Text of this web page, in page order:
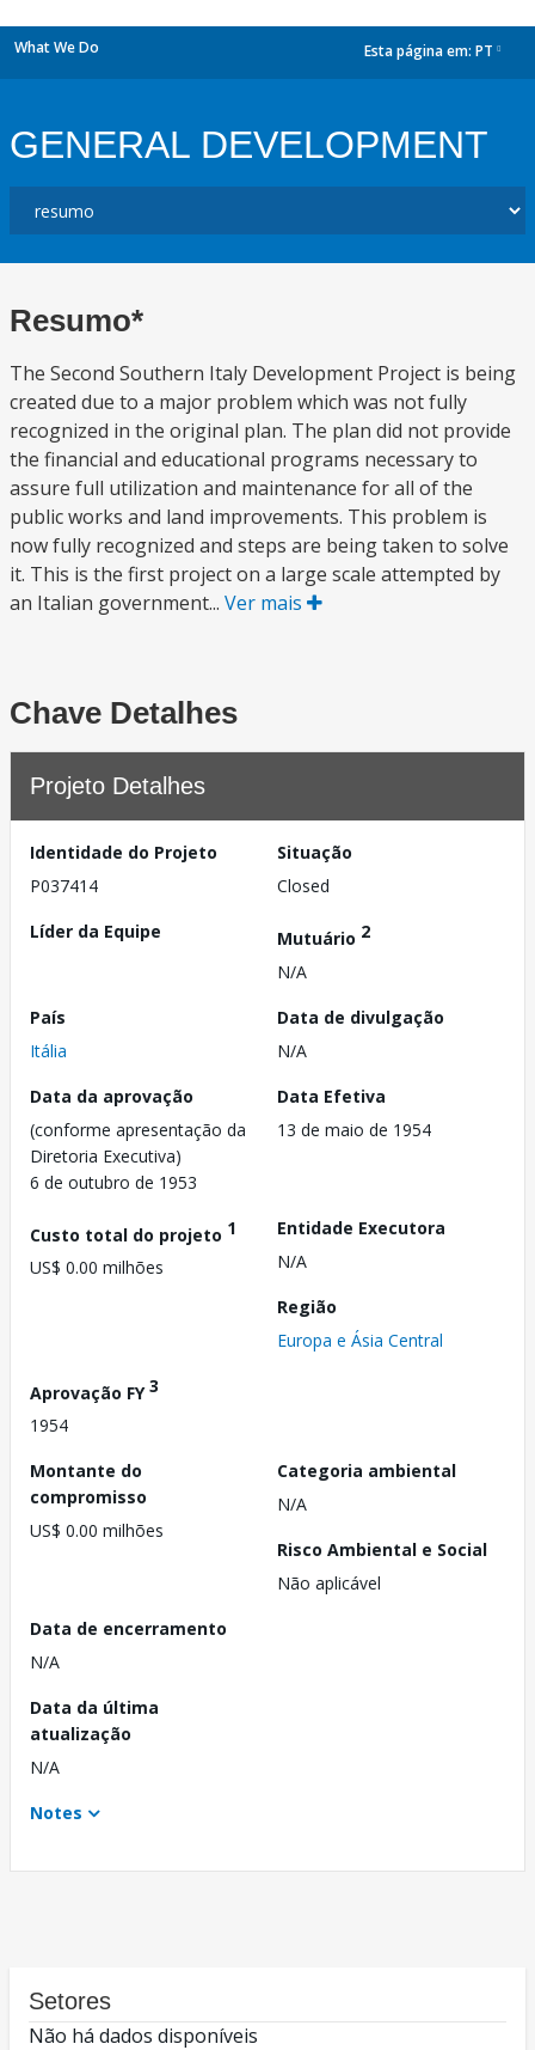
What We Do Esta página em: PT
GENERAL DEVELOPMENT
Resumo*
The Second Southern Italy Development Project is being
created due to a major problem which was not fully
recognized in the original plan. The plan did not provide
the financial and educational programs necessary to
assure full utilization and maintenance for all of the
public works and land improvements. This problem is
now fully recognized and steps are being taken to solve
it. This is the first project on a large scale attempted by
an Italian government... Ver mais
Chave Detalhes
Projeto Detalhes
Identidade do Projeto
P037414
Situação
Closed
Líder da Equipe
Mutuário 2
N/A
País
Itália
Data de divulgação
N/A
Data da aprovação
(conforme apresentação da
Diretoria Executiva)
6 de outubro de 1953
Data Efetiva
13 de maio de 1954
Custo total do projeto 1
US$ 0.00 milhões
Entidade Executora
N/A
Região
Europa e Ásia Central
Aprovação FY3
1954
Montante do
compromisso
US$ 0.00 milhões
Categoria ambiental
N/A
Risco Ambiental e Social
Não aplicável
Data de encerramento
N/A
Data da última
atualização
N/A
Notes
Setores
Não há dados disponíveis